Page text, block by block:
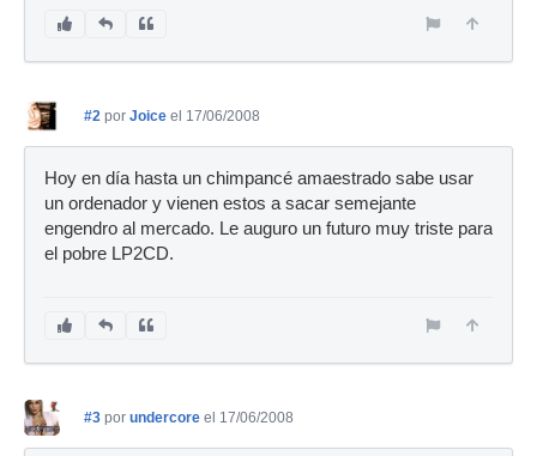
#2 por Joice el 17/06/2008
Hoy en día hasta un chimpancé amaestrado sabe usar
un ordenador y vienen estos a sacar semejante
engendro al mercado. Le auguro un futuro muy triste para
el pobre LP2CD.
#3 por undercore el 17/06/2008